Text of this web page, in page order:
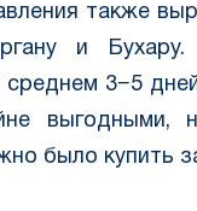
также
и
3−5
выгодными,
было купить